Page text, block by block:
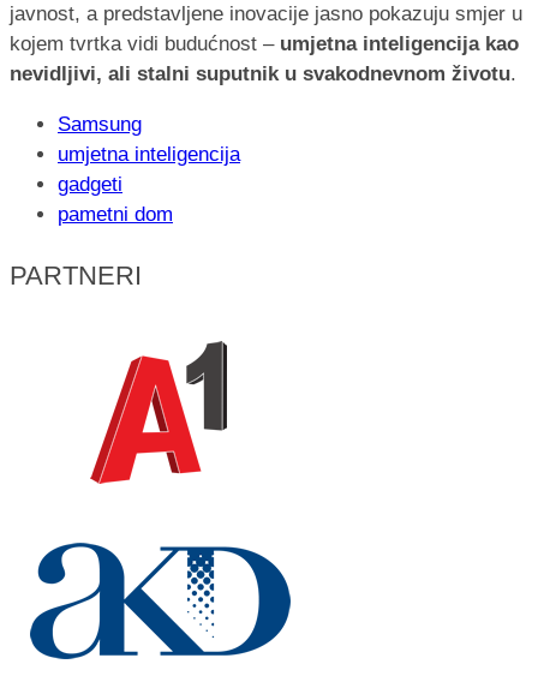
javnost, a predstavljene inovacije jasno pokazuju smjer u
kojem tvrtka vidi budućnost – umjetna inteligencija kao
nevidljivi, ali stalni suputnik u svakodnevnom životu.
Samsung
umjetna inteligencija
gadgeti
pametni dom
PARTNERI